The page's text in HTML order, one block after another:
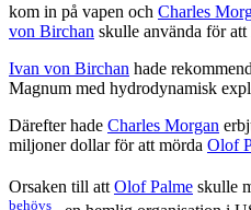
kom in på vapen och Charles
von Birchan skulle använda för
Ivan von Birchan hade
Magnum med hydrodynamisk
Därefter hade Charles Morgan
miljoner dollar för att mörda Olof
Orsaken till att Olof Palme skulle
behövs